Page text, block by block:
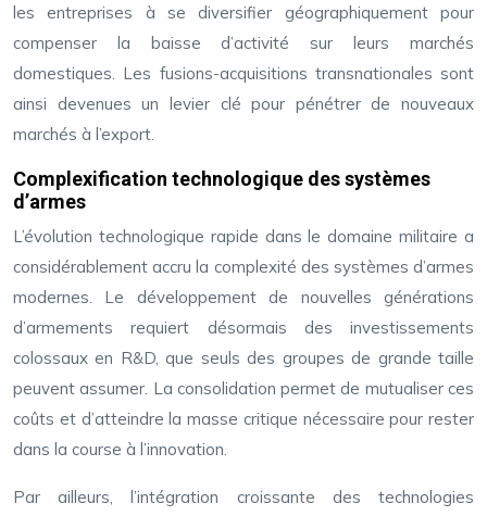
les entreprises à se diversifier géographiquement pour
compenser la baisse d’activité sur leurs marchés
domestiques. Les fusions-acquisitions transnationales sont
ainsi devenues un levier clé pour pénétrer de nouveaux
marchés à l’export.
Complexification technologique des systèmes
d’armes
L’évolution technologique rapide dans le domaine militaire a
considérablement accru la complexité des systèmes d’armes
modernes. Le développement de nouvelles générations
d’armements requiert désormais des investissements
colossaux en R&D, que seuls des groupes de grande taille
peuvent assumer. La consolidation permet de mutualiser ces
coûts et d’atteindre la masse critique nécessaire pour rester
dans la course à l’innovation.
Par ailleurs, l’intégration croissante des technologies